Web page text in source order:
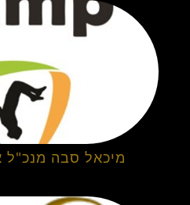
מיכאל סבה מנכ"ל